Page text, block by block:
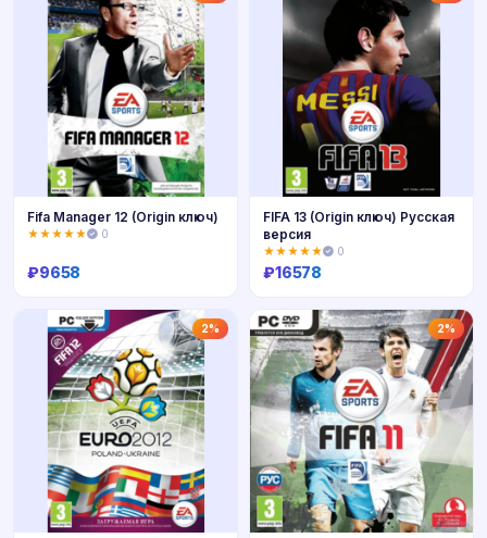
Купить
Fifa Manager 12 (Origin ключ)
★★★★★ 0
₽9658
Купить
FIFA 13 (Origin ключ) Русская
версия
★★★★★ 0
₽16578
2% 2%